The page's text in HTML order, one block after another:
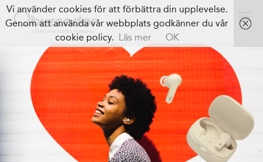
Vi använder cookies för att förbättra din upplevelse.
Genom att använda vår webbplats godkänner du vår
cookie policy. Läs mer OK